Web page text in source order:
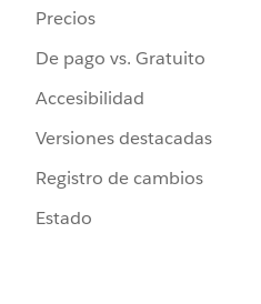
Precios
De pago vs. Gratuito
Accesibilidad
Versiones destacadas
Registro de cambios
Estado